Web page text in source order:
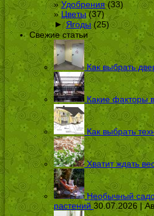
Удобрения(33)
Цветы(37)
► Ягоды(25)
Свежие статьи
Как выбрать
Какие факторы
Как выбрать
Хватит ждать
Необычный
растений 30.07.2026 |